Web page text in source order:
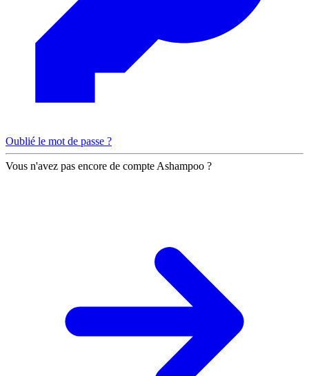
Oublié le mot de passe ?
Vous n'avez pas encore de compte Ashampoo ?